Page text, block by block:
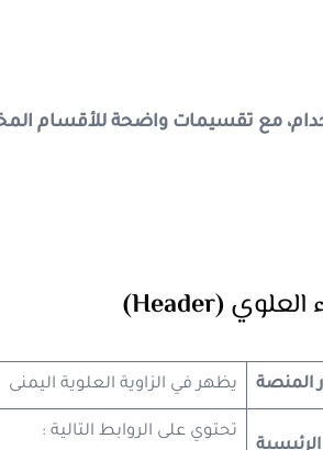
مع تقسيمات واضحة للأقسام
العلوي(Header)
المنصة يظهر في الزاوية العلوية اليمنى
تحتوي على الروابط التالية :